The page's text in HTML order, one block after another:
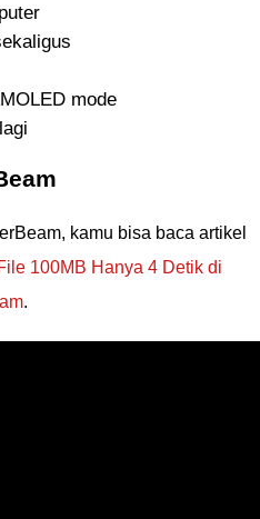
mode
kamu bisa baca artikel
100MB Hanya 4 Detik di
.